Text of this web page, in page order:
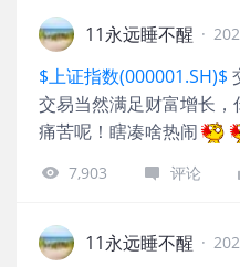
11永远睡不醒 ·
$上证指数(000001.SH)$
交易当然满足财富增长
痛苦呢！瞎凑啥热闹
7,903 评论
11永远睡不醒 ·